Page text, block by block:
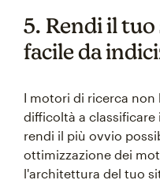
5. Rendi il
facile da
I motori di ricerca
difficoltà a
rendi il più ovvio
ottimizzazione dei
l'architettura del tuo